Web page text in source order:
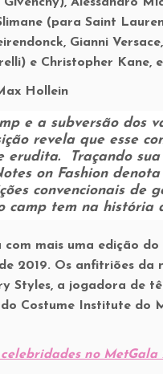
Alessandro
(para Saint
Gianni
e Christopher Kane,
Hollein
e a subversão dos
revela que esse
Traçando sua
on Fashiondenota
convencionais de
camptem na história
mais uma edição
2019. Os anfitriões
Styles, a jogadora de
Costume Institute
no MetGala